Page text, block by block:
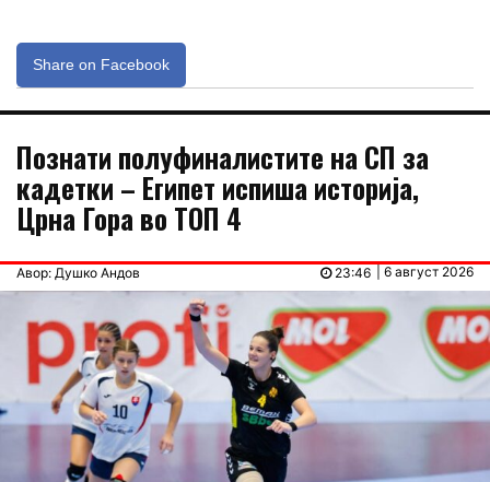
Share on Facebook
Познати полуфиналистите на СП за
кадетки – Египет испиша историја,
Црна Гора во ТОП 4
Авор: Душко Андов | 6 август 2026
23:46